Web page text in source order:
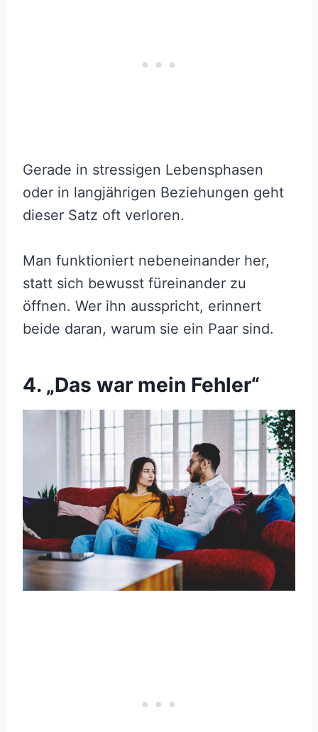
Gerade in stressigen Lebensphasen
oder in langjährigen Beziehungen geht
dieser Satz oft verloren.
Man funktioniert nebeneinander her,
statt sich bewusst füreinander zu
öffnen. Wer ihn ausspricht, erinnert
beide daran, warum sie ein Paar sind.
4. „Das war mein Fehler“